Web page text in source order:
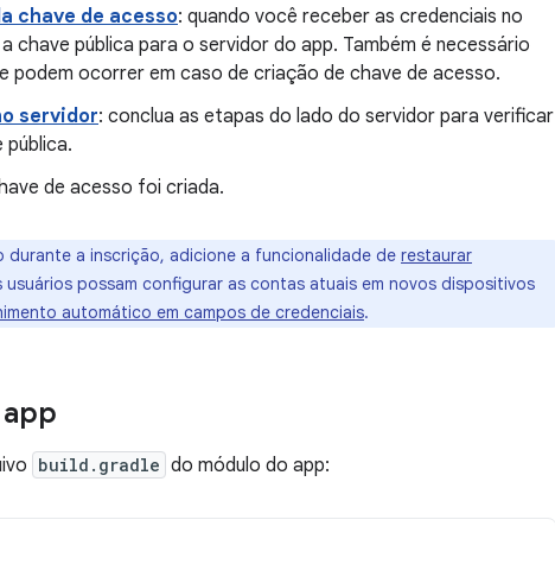
chave de acesso: quando você receber as credenciais no
chave pública para o servidor do app. Também é necessário
podem ocorrer em caso de criação de chave de acesso.
servidor: conclua as etapas do lado do servidor para verificar
pública.
de acesso foi criada.
durante a inscrição, adicione a funcionalidade de restaurar
possam configurar as contas atuais em novos dispositivos
automático em campos de credenciais.
build.gradle do módulo do app: